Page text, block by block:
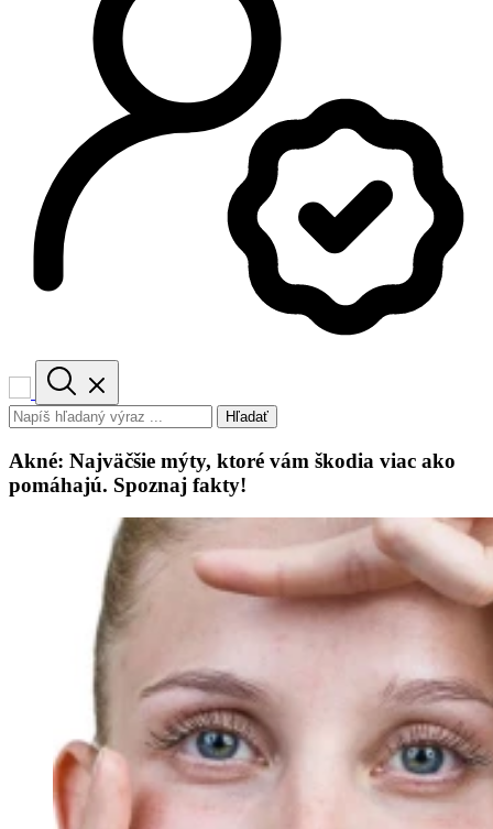
Hľadať
Akné: Najväčšie mýty, ktoré vám škodia viac ako
pomáhajú. Spoznaj fakty!